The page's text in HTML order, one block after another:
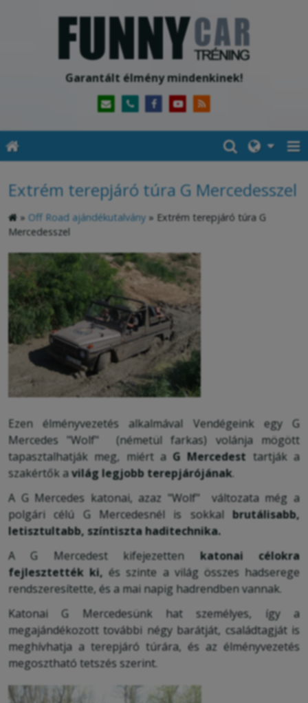
Garantált élmény mindenkinek!
Extrém terepjáró túra G Mercedesszel
» Off Road ajándékutalvány » Extrém terepjáró túra G
Mercedesszel
Ezen élményvezetés alkalmával Vendégeink egy G
Mercedes "Wolf" (németül farkas) volánja mögött
tapasztalhatják meg, miért aG Mercedest tartják a
szakértők avilág legjobb terepjárójának.
A G Mercedes katonai, azaz "Wolf" változata még a
polgári célú G Mercedesnél is sokkal brutálisabb,
letisztultabb, színtiszta haditechnika.
A G Mercedest kifejezetten katonai célokra
fejlesztették ki, és szinte a világ összes hadserege
rendszeresítette, és a mai napig hadrendben vannak.
Katonai G Mercedesünk hat személyes, így a
megajándékozott további négy barátját, családtagját is
meghívhatja a terepjáró túrára, és az élményvezetés
megosztható tetszés szerint.